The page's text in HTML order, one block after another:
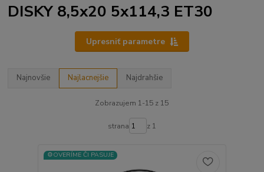
DISKY 8,5x20 5x114,3 ET30
Upresniť parametre
Najnovšie Najlacnejšie Najdrahšie
Zobrazujem 1-15 z 15
strana z 1
⚙️OVERÍME ČI PASUJE